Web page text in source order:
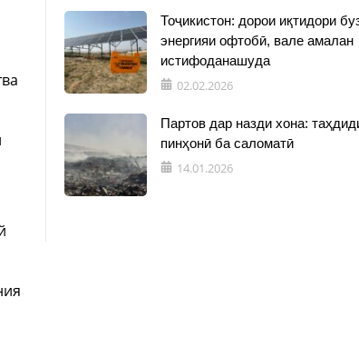
Тоҷикистон: дорои иқтидори
энергияи офтобӣ, вале амалан
истифоданашуда
02.02.2026
Партов дар назди хона:
пинҳонӣ ба саломатӣ
14.01.2026